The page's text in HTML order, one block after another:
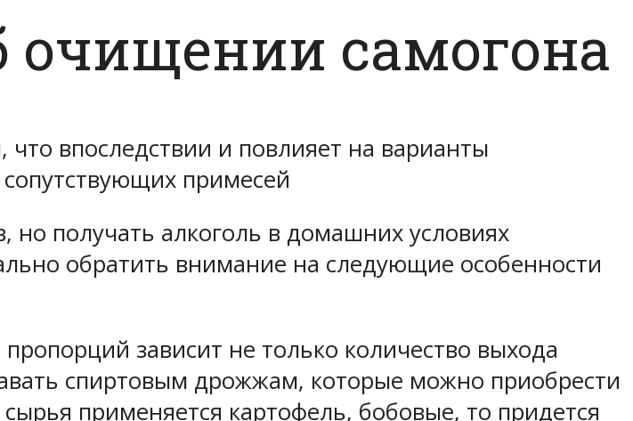
очищении самогона
впоследствии и повлияет на варианты
примесей
но получать алкоголь в домашних условиях
обратить внимание на следующие особенности
зависит не только количество выхода
спиртовым дрожжам, которые можно приобрести
применяется картофель, бобовые, то придется